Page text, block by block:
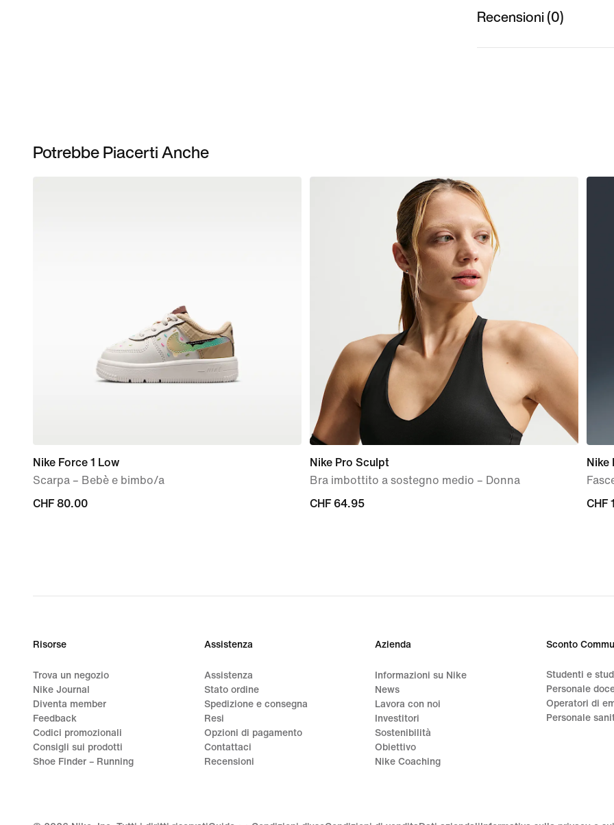
Recensioni (0)
Potrebbe Piacerti Anche
Nike Force 1 Low
Scarpa – Bebè e bimbo/a
CHF
CHF 80.00
Nike Pro Sculpt
Bra imbottito a sostegno medio – Donna
CHF
CHF 64.95
Nike
CHF
CHF
Risorse
Trova un negozio
Nike Journal
Diventa member
Feedback
Codici promozionali
Consigli sui prodotti
Shoe Finder – Running
Assistenza
Assistenza
Stato ordine
Spedizione e consegna
Resi
Opzioni di pagamento
Contattaci
Recensioni
Azienda
Informazioni su Nike
News
Lavora con noi
Investitori
Sostenibilità
Obiettivo
Nike Coaching
Sconto
Studenti e
Personale
Operatori di
Personale